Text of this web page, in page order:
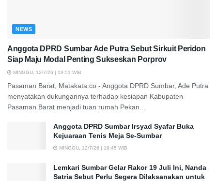
NEWS
Anggota DPRD Sumbar Ade Putra Sebut Sirkuit Peridon
Siap Maju Modal Penting Sukseskan Porprov
MINGGU, 12/7/26 | 19:51 WIB
Pasaman Barat, Matakata.co - Anggota DPRD Sumbar, Ade Putra
menyatakan dukungannya terhadap kesiapan Kabupaten
Pasaman Barat menjadi tuan rumah Pekan...
Anggota DPRD Sumbar Irsyad Syafar Buka
Kejuaraan Tenis Meja Se-Sumbar
MINGGU, 12/7/26 | 19:45 WIB
Lemkari Sumbar Gelar Rakor 19 Juli Ini, Nanda
Satria Sebut Perlu Segera Dilaksanakan untuk